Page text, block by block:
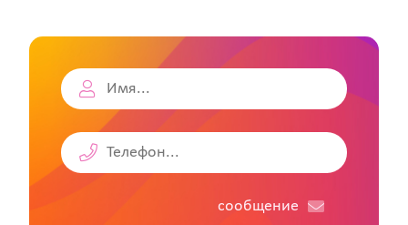
cообщение